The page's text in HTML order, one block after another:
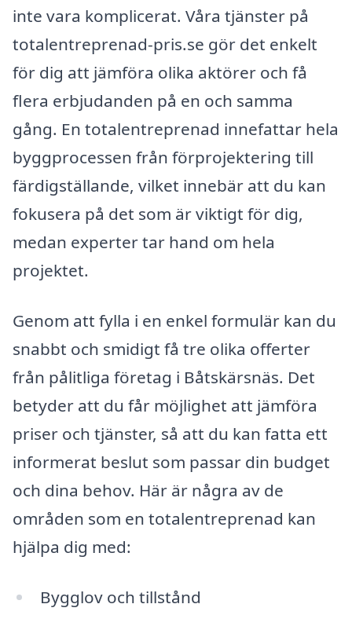
inte vara komplicerat. Våra tjänster på
totalentreprenad-pris.se gör det enkelt
för dig att jämföra olika aktörer och få
flera erbjudanden på en och samma
gång. En totalentreprenad innefattar hela
byggprocessen från förprojektering till
färdigställande, vilket innebär att du kan
fokusera på det som är viktigt för dig,
medan experter tar hand om hela
projektet.
Genom att fylla i en enkel formulär kan du
snabbt och smidigt få tre olika offerter
från pålitliga företag i Båtskärsnäs. Det
betyder att du får möjlighet att jämföra
priser och tjänster, så att du kan fatta ett
informerat beslut som passar din budget
och dina behov. Här är några av de
områden som en totalentreprenad kan
hjälpa dig med:
Bygglov och tillstånd